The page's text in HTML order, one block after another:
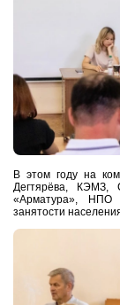
В этом году на
Дегтярёва,
«Арматура», НПО
занятости